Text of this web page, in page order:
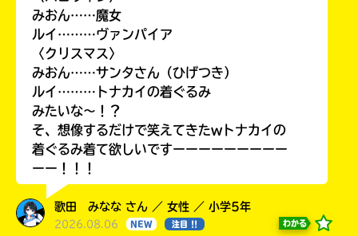
みおん……魔女
ルイ………ヴァンパイア
〈クリスマス〉
みおん……サンタさん（ひげつき）
ルイ………トナカイの着ぐるみ
みたいな〜！？
そ、想像するだけで笑えてきたwトナカイの
着ぐるみ着て欲しいですーーーーーーーーー
ーー！！！
歌田 みなな さん ／ 女性 ／ 小学5年
2026.08.06 NEW 注目 !! わかる